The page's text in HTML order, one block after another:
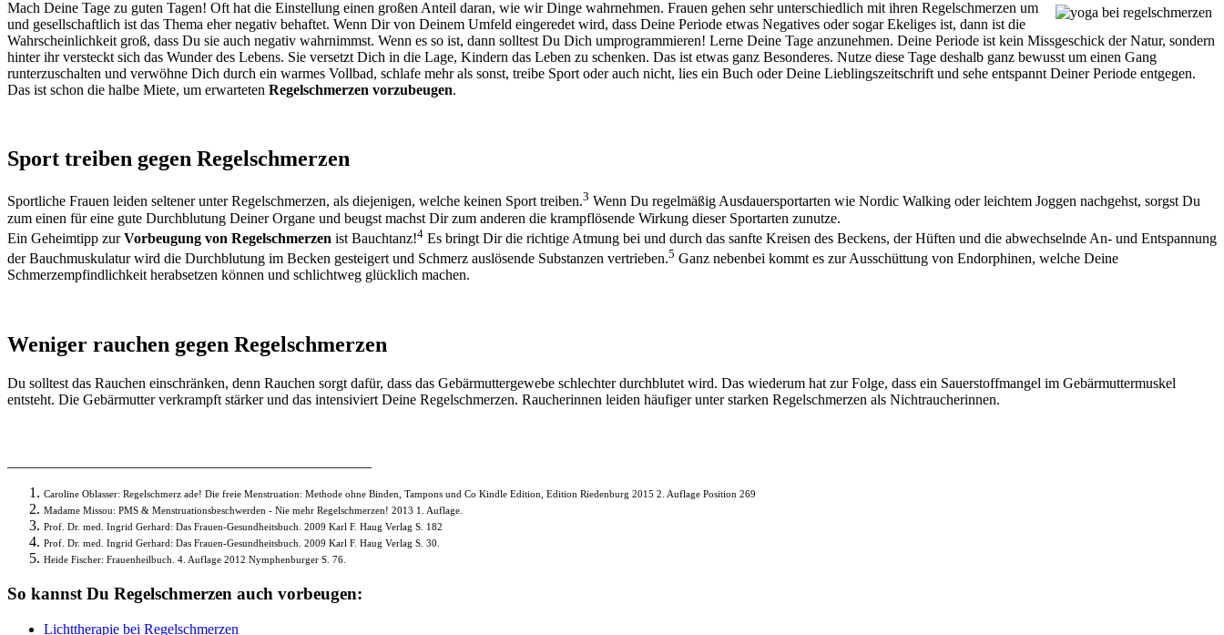
Mach Deine Tage zu guten Tagen! Oft hat die Einstellung einen großen Anteil daran, wie wir Dinge wahrnehmen. Frauen gehen sehr unterschiedlich mit ihren Regelschmerzen um
und gesellschaftlich ist das Thema eher negativ behaftet. Wenn Dir von Deinem Umfeld eingeredet wird, dass Deine Periode etwas Negatives oder sogar Ekeliges ist, dann ist die
Wahrscheinlichkeit groß, dass Du sie auch negativ wahrnimmst. Wenn es so ist, dann solltest Du Dich umprogrammieren! Lerne Deine Tage anzunehmen. Deine Periode ist kein Missgeschick der Natur, sondern
hinter ihr versteckt sich das Wunder des Lebens. Sie versetzt Dich in die Lage, Kindern das Leben zu schenken. Das ist etwas ganz Besonderes. Nutze diese Tage deshalb ganz bewusst um einen Gang
runterzuschalten und verwöhne Dich durch ein warmes Vollbad, schlafe mehr als sonst, treibe Sport oder auch nicht, lies ein Buch oder Deine Lieblingszeitschrift und sehe entspannt Deiner Periode entgegen.
Das ist schon die halbe Miete, um erwarteten Regelschmerzen vorzubeugen.
Sport treiben gegen Regelschmerzen
Sportliche Frauen leiden seltener unter Regelschmerzen, als diejenigen, welche keinen Sport treiben.3 Wenn Du regelmäßig Ausdauersportarten wie Nordic Walking oder leichtem Joggen nachgehst, sorgst Du
zum einen für eine gute Durchblutung Deiner Organe und beugst machst Dir zum anderen die krampflösende Wirkung dieser Sportarten zunutze.
Ein Geheimtipp zurVorbeugung von Regelschmerzen ist Bauchtanz!4 Es bringt Dir die richtige Atmung bei und durch das sanfte Kreisen des Beckens, der Hüften und die abwechselnde An- und Entspannung
der Bauchmuskulatur wird die Durchblutung im Becken gesteigert und Schmerz auslösende Substanzen vertrieben.5 Ganz nebenbei kommt es zur Ausschüttung von Endorphinen, welche Deine
Schmerzempfindlichkeit herabsetzen können und schlichtweg glücklich machen.
Weniger rauchen gegen Regelschmerzen
Du solltest das Rauchen einschränken, denn Rauchen sorgt dafür, dass das Gebärmuttergewebe schlechter durchblutet wird. Das wiederum hat zur Folge, dass ein Sauerstoffmangel im Gebärmuttermuskel
entsteht. Die Gebärmutter verkrampft stärker und das intensiviert Deine Regelschmerzen. Raucherinnen leiden häufiger unter starken Regelschmerzen als Nichtraucherinnen.
Caroline Oblasser: Regelschmerz ade! Die freie Menstruation: Methode ohne Binden, Tampons und Co Kindle Edition, Edition Riedenburg 2015 2. Auflage Position 269
Madame Missou: PMS & Menstruationsbeschwerden - Nie mehr Regelschmerzen! 2013 1. Auflage.
Prof. Dr. med. Ingrid Gerhard: Das Frauen-Gesundheitsbuch. 2009 Karl F. Haug Verlag S. 182
Prof. Dr. med. Ingrid Gerhard: Das Frauen-Gesundheitsbuch. 2009 Karl F. Haug Verlag S. 30.
Heide Fischer: Frauenheilbuch. 4. Auflage 2012 Nymphenburger S. 76.
So kannst Du Regelschmerzen auch vorbeugen:
Lichttherapie bei Regelschmerzen